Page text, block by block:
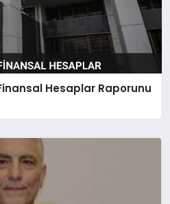
Hesaplar Raporunu